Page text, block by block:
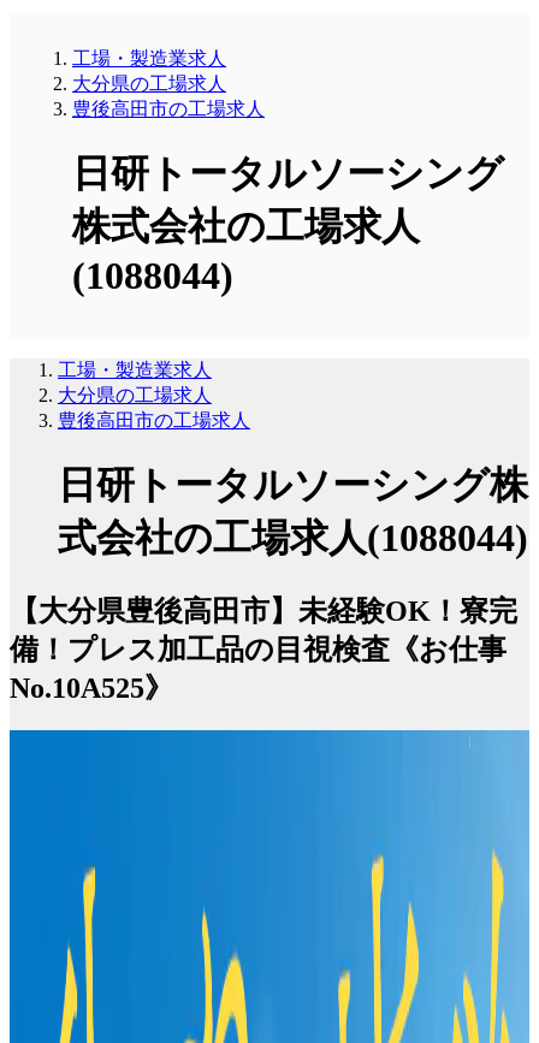
工場・製造業求人
大分県の工場求人
豊後高田市の工場求人
日研トータルソーシング
株式会社の工場求人
(1088044)
工場・製造業求人
大分県の工場求人
豊後高田市の工場求人
日研トータルソーシング株
式会社の工場求人(1088044)
【大分県豊後高田市】未経験OK！寮完
備！プレス加工品の目視検査《お仕事
No.10A525》